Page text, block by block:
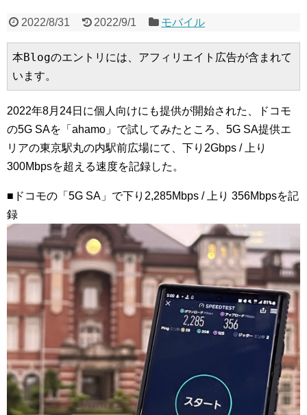
2022/8/31 2022/9/1 モバイル
本Blogのエントリには、アフィリエイト広告が含まれて
います。
2022年8月24日に個人向けにも提供が開始された、ドコモ
の5G SAを「ahamo」で試してみたところ、5G SA提供エ
リアの東京駅丸の内駅前広場にて、下り2Gbps / 上り
300Mbpsを超える速度を記録した。
■ドコモの「5G SA」で下り2,285Mbps / 上り 356Mbpsを記
録